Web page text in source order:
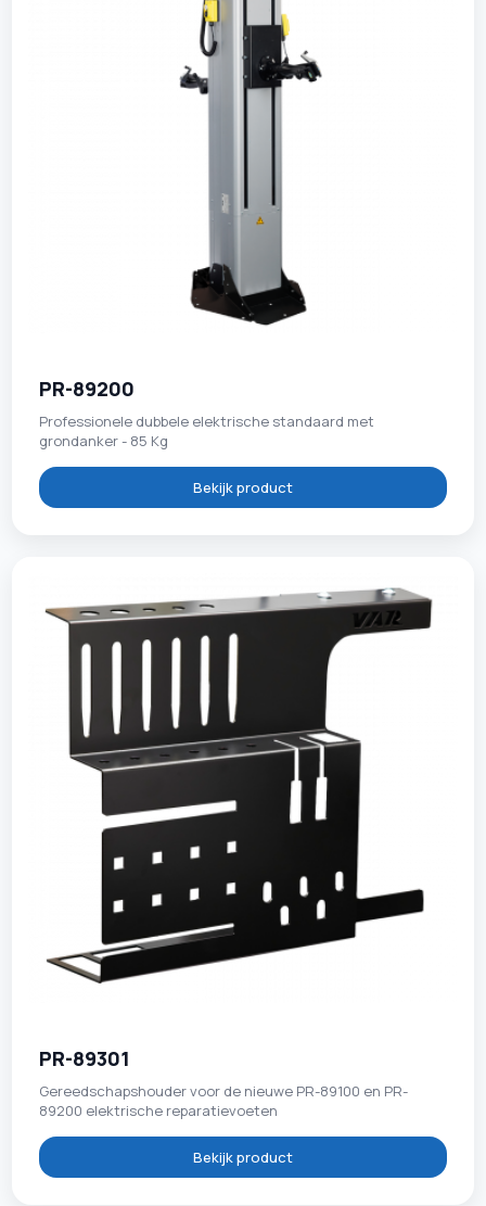
PR-89200
Professionele dubbele elektrische standaard met
grondanker - 85 Kg
Bekijk product
PR-89301
Gereedschapshouder voor de nieuwe PR-89100 en PR-
89200 elektrische reparatievoeten
Bekijk product